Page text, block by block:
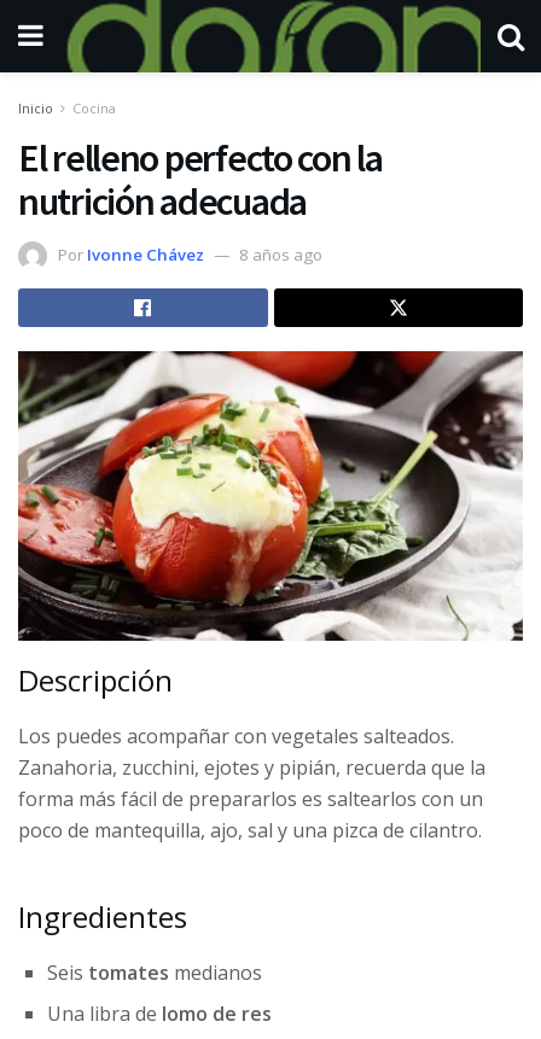
Inicio Cocina
El relleno perfecto con la
nutrición adecuada
Por Ivonne Chávez 8 años ago
Descripción
Los puedes acompañar con vegetales salteados.
Zanahoria, zucchini, ejotes y pipián, recuerda que la
forma más fácil de prepararlos es saltearlos con un
poco de mantequilla, ajo, sal y una pizca de cilantro.
Ingredientes
Seis tomates medianos
Una libra de lomo de res